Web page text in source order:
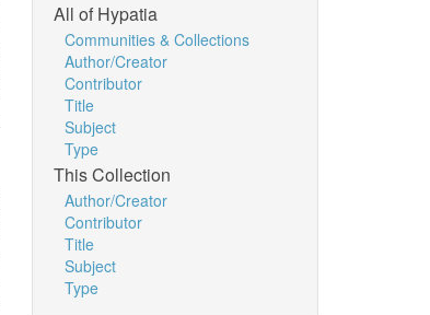
All of Hypatia
Communities & Collections
Author/Creator
Contributor
Title
Subject
Type
This Collection
Author/Creator
Contributor
Title
Subject
Type